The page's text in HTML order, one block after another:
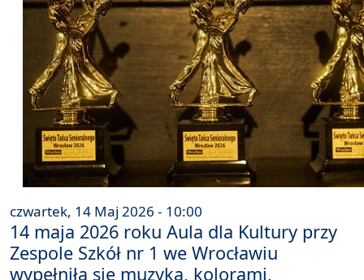
czwartek, 14 Maj 2026 - 10:00
14 maja 2026 roku Aula dla Kultury przy
Zespole Szkół nr 1 we Wrocławiu
wypełniła się muzyką, kolorami,